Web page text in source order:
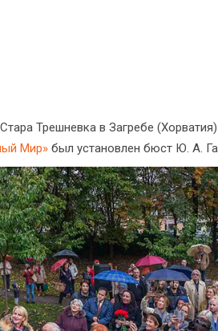
Трешневка в Загребе
Мир» был установлен бюст Ю. А.